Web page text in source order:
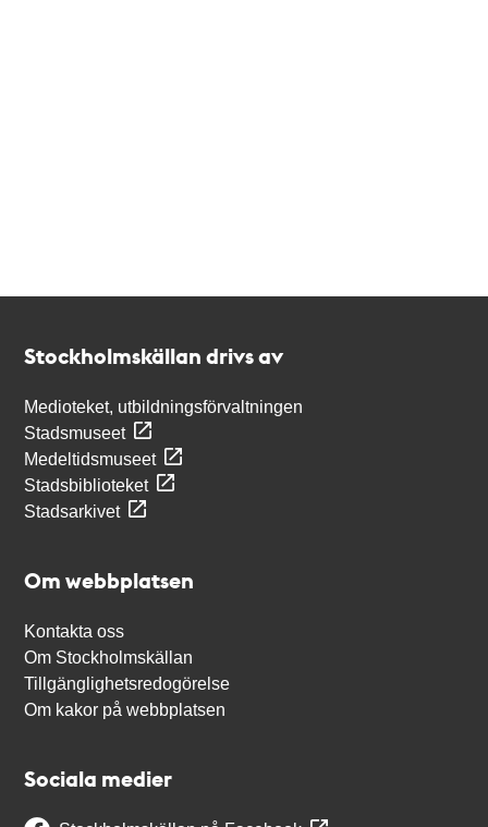
Stockholmskällan drivs av
Medioteket, utbildningsförvaltningen
Stadsmuseet
Medeltidsmuseet
Stadsbiblioteket
Stadsarkivet
Om webbplatsen
Kontakta oss
Om Stockholmskällan
Tillgänglighetsredogörelse
Om kakor på webbplatsen
Sociala medier